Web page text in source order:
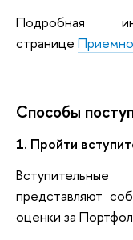
Подробная
странице
Способы
1. Пройти
представляют
оценки за